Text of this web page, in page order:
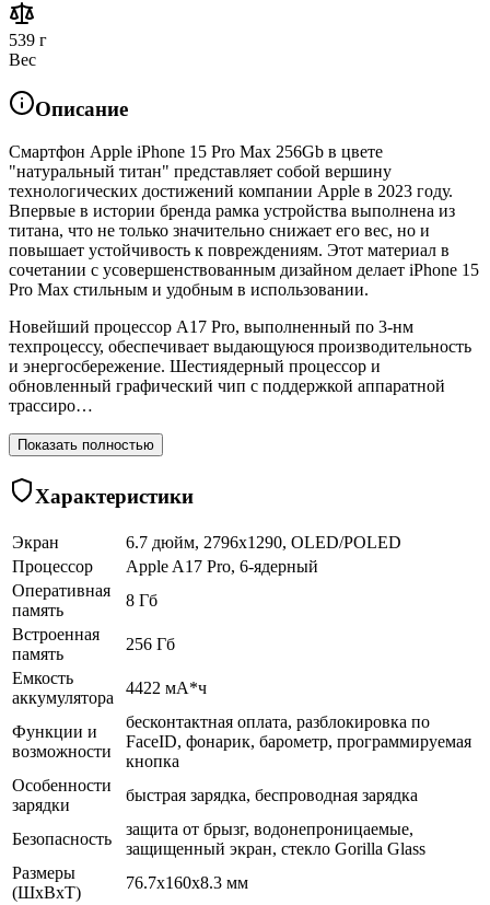
539 г
Вес
Описание
Смартфон Apple iPhone 15 Pro Max 256Gb в цвете
"натуральный титан" представляет собой вершину
технологических достижений компании Apple в 2023 году.
Впервые в истории бренда рамка устройства выполнена из
титана, что не только значительно снижает его вес, но и
повышает устойчивость к повреждениям. Этот материал в
сочетании с усовершенствованным дизайном делает iPhone 15
Pro Max стильным и удобным в использовании.
Новейший процессор A17 Pro, выполненный по 3-нм
техпроцессу, обеспечивает выдающуюся производительность
и энергосбережение. Шестиядерный процессор и
обновленный графический чип с поддержкой аппаратной
трассиро…
Показать полностью
Характеристики
Экран
6.7 дюйм, 2796x1290, OLED/POLED
Процессор
Apple A17 Pro, 6-ядерный
Оперативная
память
8 Гб
Встроенная
память
256 Гб
Емкость
аккумулятора
4422 мА*ч
Функции и
возможности
бесконтактная оплата, разблокировка по
FaceID, фонарик, барометр, программируемая
кнопка
Особенности
зарядки
быстрая зарядка, беспроводная зарядка
Безопасность
защита от брызг, водонепроницаемые,
защищенный экран, cтекло Gorilla Glass
Размеры
(ШхВхТ)
76.7x160x8.3 мм